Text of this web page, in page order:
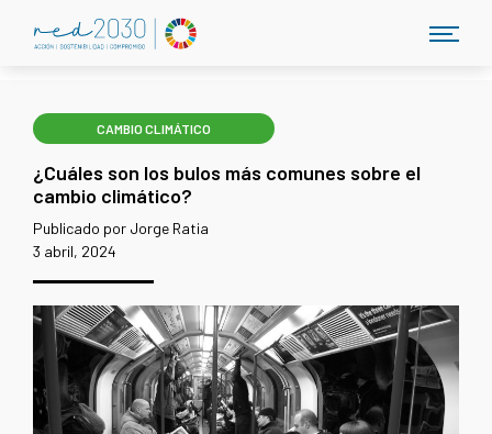
CAMBIO CLIMÁTICO
¿Cuáles son los bulos más comunes sobre el
cambio climático?
Publicado por Jorge Ratia
3 abril, 2024